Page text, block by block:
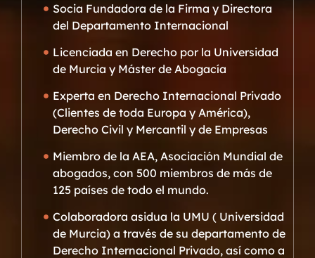
Socia Fundadora de la Firma y Directora
del Departamento Internacional
Licenciada en Derecho por la Universidad
de Murcia y Máster de Abogacía
Experta en Derecho Internacional Privado
(Clientes de toda Europa y América),
Derecho Civil y Mercantil y de Empresas
Miembro de la AEA, Asociación Mundial de
abogados, con 500 miembros de más de
125 países de todo el mundo.
Colaboradora asidua la UMU ( Universidad
de Murcia) a través de su departamento de
Derecho Internacional Privado, así como a